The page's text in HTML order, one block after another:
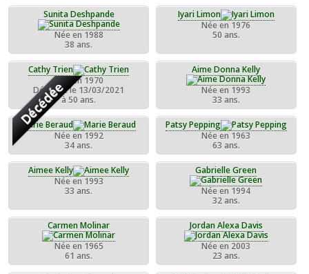
Sunita Deshpande
Née en 1988
38 ans.
Iyari Limon
Née en 1976
50 ans.
Cathy Trien
DécédéeNée en 1970
Décédée le 13/03/2021
à 50 ans.
Aime Donna Kelly
Née en 1993
33 ans.
Marie Beraud
Née en 1992
34 ans.
Patsy Pepping
Née en 1963
63 ans.
Aimee Kelly
Née en 1993
33 ans.
Gabrielle Green
Née en 1994
32 ans.
Carmen Molinar
Née en 1965
61 ans.
Jordan Alexa Davis
Née en 2003
23 ans.